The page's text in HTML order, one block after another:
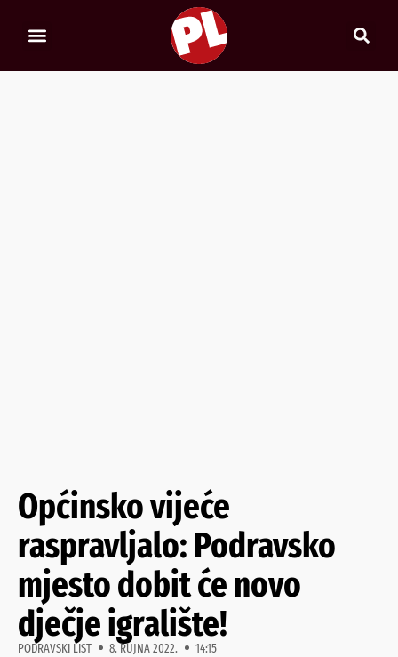
Općinsko vijeće
raspravljalo: Podravsko
mjesto dobit će novo
dječje igralište!
PODRAVSKI LIST 8. RUJNA 2022. 14:15